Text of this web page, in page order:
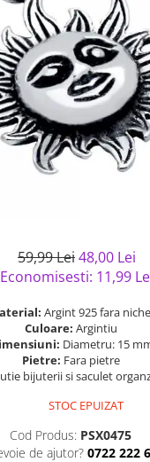
cu aur
bijuterii
59,99 Lei48,00 Lei
Economisesti: 11,99
Argint 925 fara
Culoare: Argintiu
Diametru: 15
Pietre: Fara pietre
bijuterii si saculet
STOC EPUIZAT
Cod Produs: PSX0475
de ajutor? 0722 222